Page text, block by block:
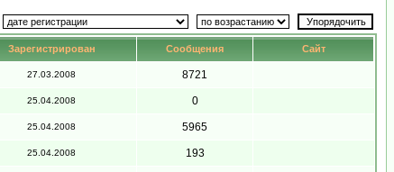
Зарегистрирован Сообщения Сайт
27.03.2008 8721
25.04.2008 0
25.04.2008 5965
25.04.2008 193